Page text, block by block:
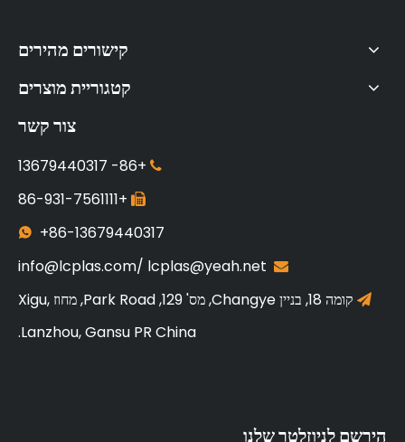
קישורים מהירים
קטגוריית מוצרים
צור קשר

+86-
13679440317

+86-931-7561111
 +86-13679440317

info@lcplas.com/ lcplas@yeah.net

קומה 18, בניין Changye, מס' 129, Park Road, מחוז Xigu,
Lanzhou, Gansu PR China.
הירשם לניוזלטר שלנו